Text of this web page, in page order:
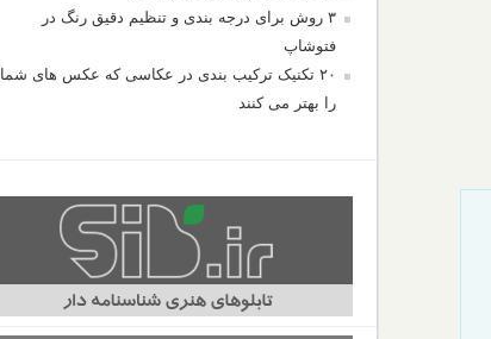
۳ روش برای درجه بندی و تنظیم دقیق رنگ در
فتوشاپ
۲۰ تکنیک ترکیب بندی در عکاسی که عکس های شما
را بهتر می کنند